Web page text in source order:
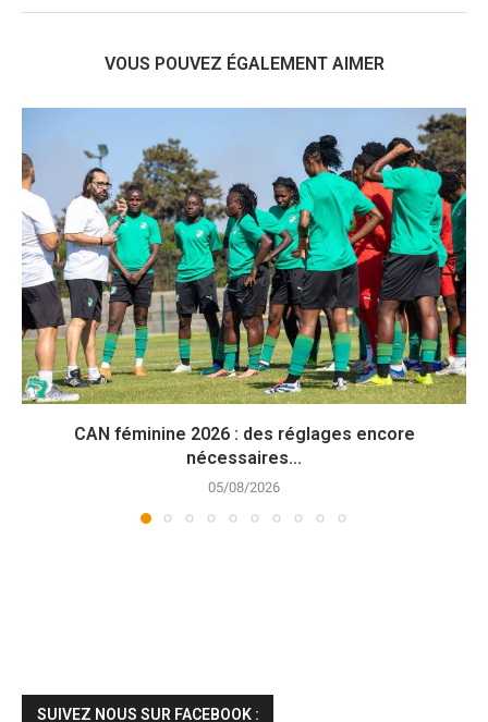
VOUS POUVEZ ÉGALEMENT AIMER
CAN féminine 2026 : des réglages encore
nécessaires...
05/08/2026
SUIVEZ NOUS SUR FACEBOOK :